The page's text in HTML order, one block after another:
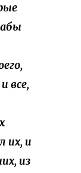
все,
их, и
из